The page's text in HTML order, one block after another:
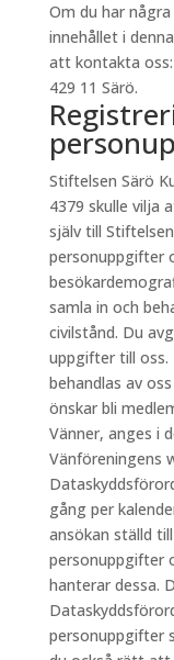
Om du har
innehållet i
att kontakta
429 11 Särö.
Stiftelsen Särö
4379 skulle vilja
själv till
personuppgifter
samla in och
civilstånd. Du
uppgifter till
behandlas av
önskar bli
Vänner, anges i
Vänföreningens
gång per
ansökan ställd
personuppgifter
hanterar dessa.
personuppgifter